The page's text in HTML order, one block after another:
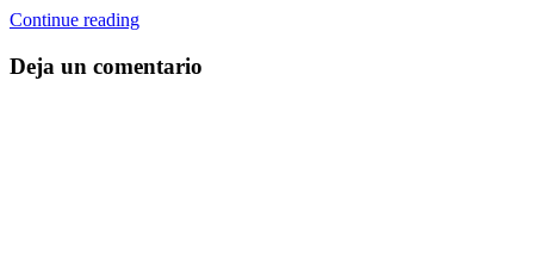
Continue reading
Deja un comentario